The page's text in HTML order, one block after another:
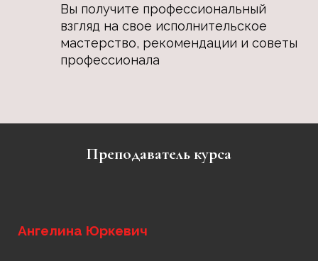
Вы получите профессиональный
взгляд на свое исполнительское
мастерство, рекомендации и советы
профессионала
Преподаватель курса
Ангелина Юркевич